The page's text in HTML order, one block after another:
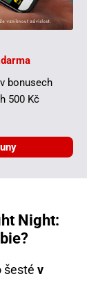
bonusech
500 Kč
Night:
šesté v